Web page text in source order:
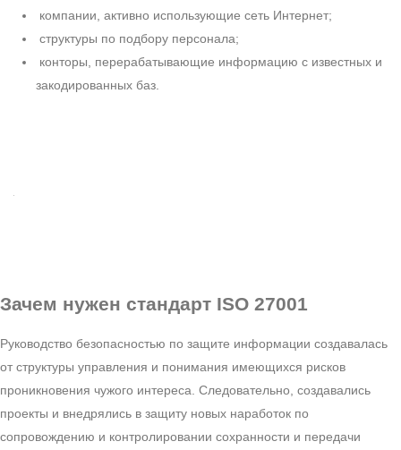
компании, активно использующие сеть Интернет;
структуры по подбору персонала;
конторы, перерабатывающие информацию с известных и
закодированных баз.
Зачем нужен стандарт ISO 27001
Руководство безопасностью по защите информации создавалась
от структуры управления и понимания имеющихся рисков
проникновения чужого интереса. Следовательно, создавались
проекты и внедрялись в защиту новых наработок по
сопровождению и контролировании сохранности и передачи